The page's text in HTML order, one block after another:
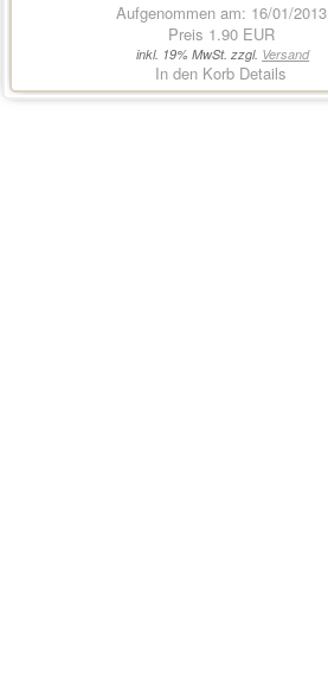
Aufgenommen am: 16/01/2013
Preis 1.90 EUR
inkl. 19% MwSt. zzgl. Versand
In den Korb Details